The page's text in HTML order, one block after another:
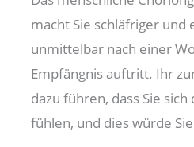
macht Sie schläfriger und
unmittelbar nach einer
Empfängnis auftritt. Ihr
dazu führen, dass Sie
fühlen, und dies würde